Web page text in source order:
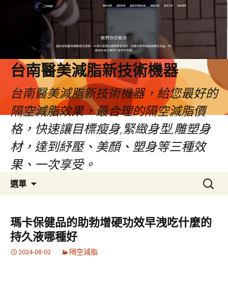
台南醫美減脂新技術機器
台南醫美減脂新技術機器，給您最好的
隔空減脂效果，最合理的隔空減脂價
格，快速讓目標瘦身,緊緻身型,雕塑身
材，達到紓壓、美顏、塑身等三種效
果、一次享受。
選單
容
搜
尋
鍵
字:
瑪卡保健品的助勃增硬功效早洩吃什麼的
持久液哪種好
2024-08-02 隔空減脂